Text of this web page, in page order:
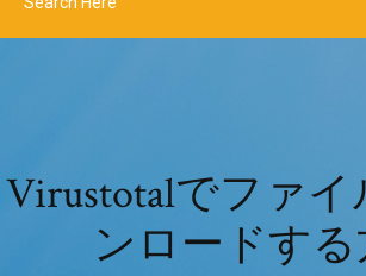
Virustotalでファイ
ンロードす